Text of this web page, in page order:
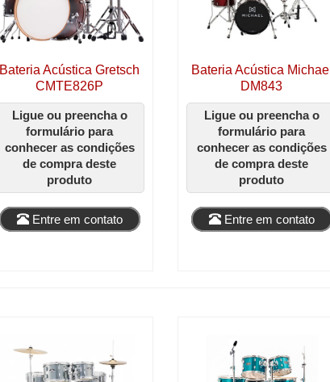
Bateria Acústica Gretsch
CMTE826P
Ligue ou preencha o
formulário para
conhecer as condições
de compra deste
produto
Entre em contato
Bateria Acústica Michael
DM843
Ligue ou preencha o
formulário para
conhecer as condições
de compra deste
produto
Entre em contato